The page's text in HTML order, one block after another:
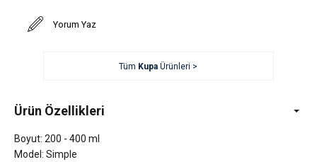
Yorum Yaz
Tüm Kupa Ürünleri >
Ürün Özellikleri
Boyut: 200 - 400 ml
Model: Simple